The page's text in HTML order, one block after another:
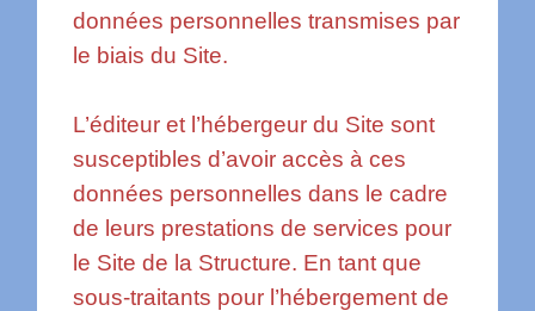
données personnelles transmises par
le biais du Site.
L’éditeur et l’hébergeur du Site sont
susceptibles d’avoir accès à ces
données personnelles dans le cadre
de leurs prestations de services pour
le Site de la Structure. En tant que
sous-traitants pour l’hébergement de